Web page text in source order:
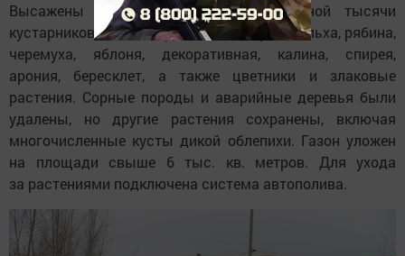
Высажены 350 деревьев и около одной тысячи
кустарников. Это ивы различных сортов, ольха, рябина,
черемуха, яблоня, декоративная, калина, спирея,
арония, бересклет, а также цветники и злаковые
растения. Сорные породы и аварийные деревья были
удалены, но другие растения сохранены, включая
многочисленные кусты дикой облепихи. Газон уложен
на площади свыше 6 тыс. кв. метров. Для ухода
за растениями подключена система автополива.